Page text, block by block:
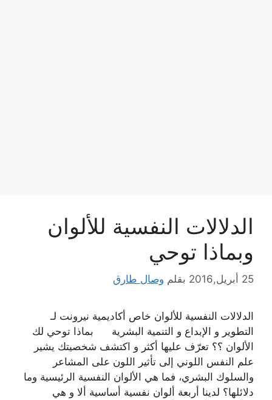
الدلالات النفسية للألوان
وبماذا توحي
25 أبريل,2016 بقلم وصال طارق
الدلالات النفسية للألوان خاص أكاديمية نيرونت لـ
التطوير و الإبداع و التنمية البشرية بماذا توحي لك
الألوان ؟؟ تعرّف عليها أكثر و اكتشف شخصيتك يشير
علم النفس اللوني إلى تأثير اللون على المشاعر
والسلوك البشري، فما هي الألوان النفسية الرئيسية وما
دلائلها؟ لدينا أربعة ألوان نفسية أساسية ألا و هي